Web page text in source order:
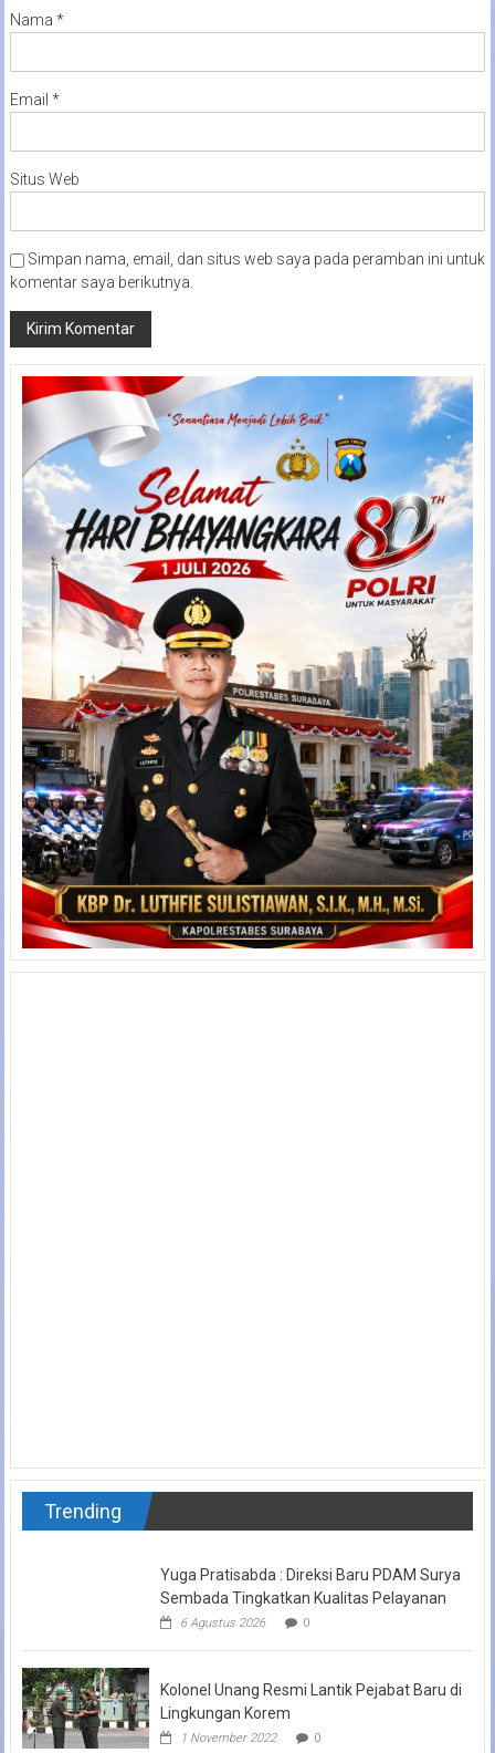
Nama *
Email *
Situs Web
Simpan nama, email, dan situs web saya pada peramban ini untuk
komentar saya berikutnya.
Trending
Yuga Pratisabda : Direksi Baru PDAM Surya
Sembada Tingkatkan Kualitas Pelayanan
6 Agustus 2026 0
Kolonel Unang Resmi Lantik Pejabat Baru di
Lingkungan Korem
1 November 2022 0